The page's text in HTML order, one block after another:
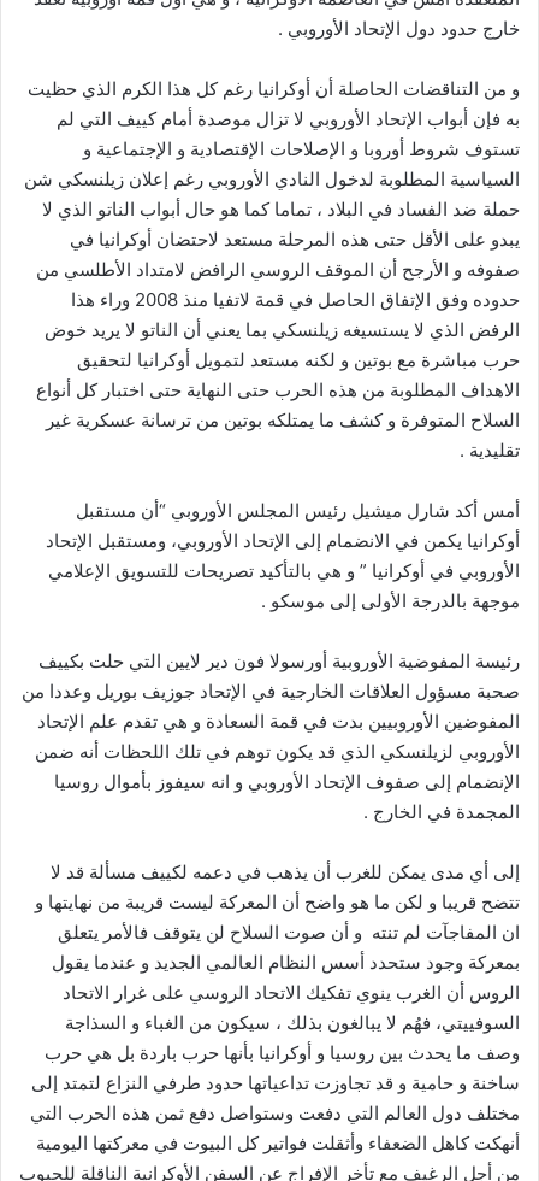
خارج حدود دول الإتحاد الأوروبي .
و من التناقضات الحاصلة أن أوكرانيا رغم كل هذا الكرم الذي حظيت
به فإن أبواب الإتحاد الأوروبي لا تزال موصدة أمام كييف التي لم
تستوف شروط أوروبا و الإصلاحات الإقتصادية و الإجتماعية و
السياسية المطلوبة لدخول النادي الأوروبي رغم إعلان زيلنسكي شن
حملة ضد الفساد في البلاد ، تماما كما هو حال أبواب الناتو الذي لا
يبدو على الأقل حتى هذه المرحلة مستعد لاحتضان أوكرانيا في
صفوفه و الأرجح أن الموقف الروسي الرافض لامتداد الأطلسي من
حدوده وفق الإتفاق الحاصل في قمة لاتفيا منذ 2008 وراء هذا
الرفض الذي لا يستسيغه زيلنسكي بما يعني أن الناتو لا يريد خوض
حرب مباشرة مع بوتين و لكنه مستعد لتمويل أوكرانيا لتحقيق
الاهداف المطلوبة من هذه الحرب حتى النهاية حتى اختبار كل أنواع
السلاح المتوفرة و كشف ما يمتلكه بوتين من ترسانة عسكرية غير
تقليدية .
أمس أكد شارل ميشيل رئيس المجلس الأوروبي “أن مستقبل
أوكرانيا يكمن في الانضمام إلى الإتحاد الأوروبي، ومستقبل الإتحاد
الأوروبي في أوكرانيا ” و هي بالتأكيد تصريحات للتسويق الإعلامي
موجهة بالدرجة الأولى إلى موسكو .
رئيسة المفوضية الأوروبية أورسولا فون دير لايين التي حلت بكييف
صحبة مسؤول العلاقات الخارجية في الإتحاد جوزيف بوريل وعددا من
المفوضين الأوروبيين بدت في قمة السعادة و هي تقدم علم الإتحاد
الأوروبي لزيلنسكي الذي قد يكون توهم في تلك اللحظات أنه ضمن
الإنضمام إلى صفوف الإتحاد الأوروبي و انه سيفوز بأموال روسيا
المجمدة في الخارج .
إلى أي مدى يمكن للغرب أن يذهب في دعمه لكييف مسألة قد لا
تتضح قريبا و لكن ما هو واضح أن المعركة ليست قريبة من نهايتها و
ان المفاجآت لم تنته و أن صوت السلاح لن يتوقف فالأمر يتعلق
بمعركة وجود ستحدد أسس النظام العالمي الجديد و عندما يقول
الروس أن الغرب ينوي تفكيك الاتحاد الروسي على غرار الاتحاد
السوفييتي، فهُم لا يبالغون بذلك ، سيكون من الغباء و السذاجة
وصف ما يحدث بين روسيا و أوكرانيا بأنها حرب باردة بل هي حرب
ساخنة و حامية و قد تجاوزت تداعياتها حدود طرفي النزاع لتمتد إلى
مختلف دول العالم التي دفعت وستواصل دفع ثمن هذه الحرب التي
أنهكت كاهل الضعفاء وأثقلت فواتير كل البيوت في معركتها اليومية
من أجل الرغيف مع تأخر الإفراج عن السفن الأوكرانية الناقلة للحبوب